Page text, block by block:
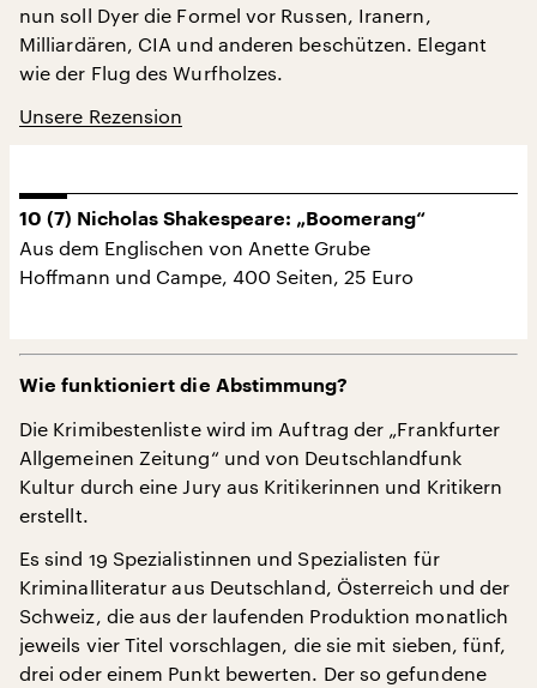
nun soll Dyer die Formel vor Russen, Iranern,
Milliardären, CIA und anderen beschützen. Elegant
wie der Flug des Wurfholzes.
Unsere Rezension
10 (7) Nicholas Shakespeare: „Boomerang“
Aus dem Englischen von Anette Grube
Hoffmann und Campe, 400 Seiten, 25 Euro
Wie funktioniert die Abstimmung?
Die Krimibestenliste wird im Auftrag der „Frankfurter
Allgemeinen Zeitung“ und von Deutschlandfunk
Kultur durch eine Jury aus Kritikerinnen und Kritikern
erstellt.
Es sind 19 Spezialistinnen und Spezialisten für
Kriminalliteratur aus Deutschland, Österreich und der
Schweiz, die aus der laufenden Produktion monatlich
jeweils vier Titel vorschlagen, die sie mit sieben, fünf,
drei oder einem Punkt bewerten. Der so gefundene